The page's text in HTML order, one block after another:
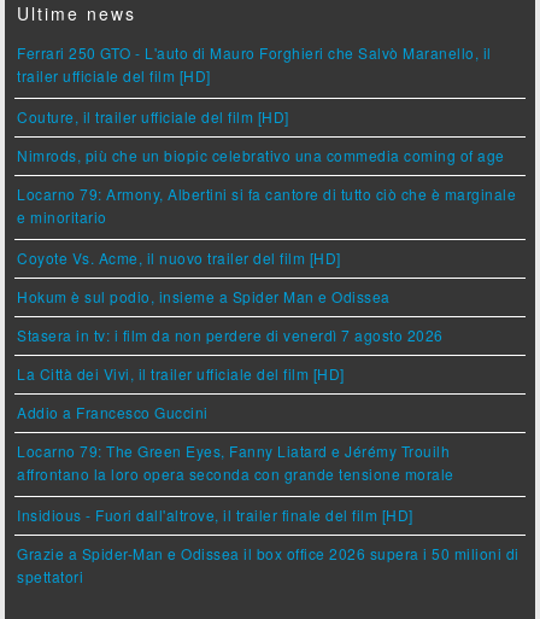
Ultime news
Ferrari 250 GTO - L'auto di Mauro Forghieri che Salvò Maranello, il
trailer ufficiale del film [HD]
Couture, il trailer ufficiale del film [HD]
Nimrods, più che un biopic celebrativo una commedia coming of age
Locarno 79: Armony, Albertini si fa cantore di tutto ciò che è marginale
e minoritario
Coyote Vs. Acme, il nuovo trailer del film [HD]
Hokum è sul podio, insieme a Spider Man e Odissea
Stasera in tv: i film da non perdere di venerdì 7 agosto 2026
La Città dei Vivi, il trailer ufficiale del film [HD]
Addio a Francesco Guccini
Locarno 79: The Green Eyes, Fanny Liatard e Jérémy Trouilh
affrontano la loro opera seconda con grande tensione morale
Insidious - Fuori dall'altrove, il trailer finale del film [HD]
Grazie a Spider-Man e Odissea il box office 2026 supera i 50 milioni di
spettatori